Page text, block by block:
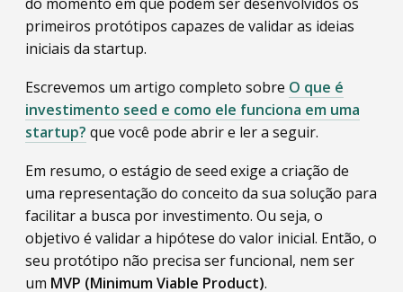
primeiros protótipos capazes de validar as ideias
iniciais da startup.
Escrevemos um artigo completo sobre O que é
investimento seed e como ele funciona em uma
startup? que você pode abrir e ler a seguir.
Em resumo, o estágio de seed exige a criação de
uma representação do conceito da sua solução para
facilitar a busca por investimento. Ou seja, o
objetivo é validar a hipótese do valor inicial. Então, o
seu protótipo não precisa ser funcional, nem ser
um MVP (Minimum Viable Product).